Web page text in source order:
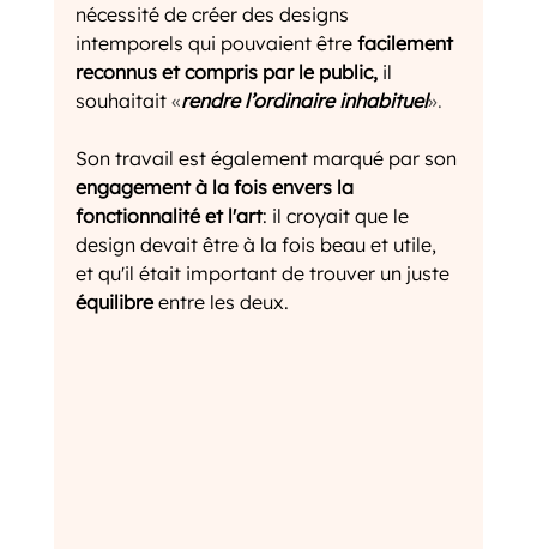
nécessité de créer des designs
intemporels qui pouvaient être facilement
reconnus et compris par le public, il
souhaitait «rendre l’ordinaire inhabituel».
Son travail est également marqué par son
engagement à la fois envers la
fonctionnalité et l'art: il croyait que le
design devait être à la fois beau et utile,
et qu'il était important de trouver un juste
équilibre entre les deux.